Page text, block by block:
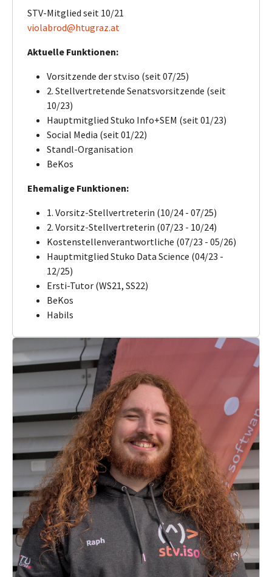
STV-Mitglied seit 10/21
violabrod@htugraz.at
Aktuelle Funktionen:
Vorsitzende der stv.iso (seit 07/25)
2. Stellvertretende Senatsvorsitzende (seit
10/23)
Hauptmitglied Stuko Info+SEM (seit 01/23)
Social Media (seit 01/22)
Standl-Organisation
BeKos
Ehemalige Funktionen:
1. Vorsitz-Stellvertreterin (10/24 - 07/25)
2. Vorsitz-Stellvertreterin (07/23 - 10/24)
Kostenstellenverantwortliche (07/23 - 05/26)
Hauptmitglied Stuko Data Science (04/23 -
12/25)
Ersti-Tutor (WS21, SS22)
BeKos
Habils